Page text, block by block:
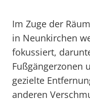
Im Zuge der
in Neunkirchen
fokussiert,
Fußgängerzonen
gezielte
anderen